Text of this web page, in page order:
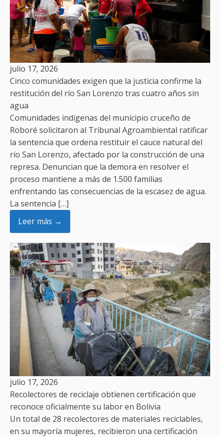
julio 17, 2026
Cinco comunidades exigen que la justicia confirme la
restitución del río San Lorenzo tras cuatro años sin
agua
Comunidades indígenas del municipio cruceño de
Roboré solicitaron al Tribunal Agroambiental ratificar
la sentencia que ordena restituir el cauce natural del
río San Lorenzo, afectado por la construcción de una
represa. Denuncian que la demora en resolver el
proceso mantiene a más de 1.500 familias
enfrentando las consecuencias de la escasez de agua.
La sentencia […]
Leer más →
julio 17, 2026
Recolectores de reciclaje obtienen certificación que
reconoce oficialmente su labor en Bolivia
Un total de 28 recolectores de materiales reciclables,
en su mayoría mujeres, recibieron una certificación